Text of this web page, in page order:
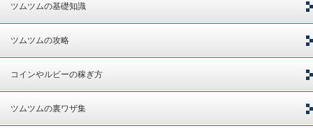
ツムツムの基礎知識
ツムツムの攻略
コインやルビーの稼ぎ方
ツムツムの裏ワザ集